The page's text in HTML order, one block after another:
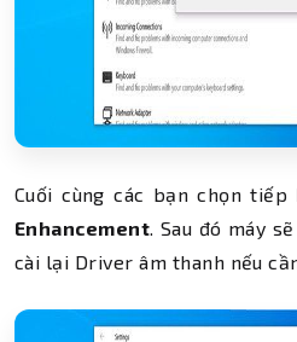
Cuối cùng các bạn chọn tiếp
Enhancement. Sau đó máy
cài lại Driver âm thanh nếu